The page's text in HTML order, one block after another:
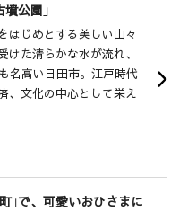
墳公園」
はじめとする美しい山々
けた清らかな水が流れ、
名高い日田市。江戸時代
、文化の中心として栄え
」で、可愛いおひさまに